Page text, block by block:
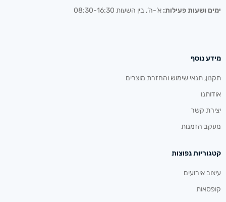
ימים ושעות פעילות: א’-ה’, בין השעות 08:30-16:30
מידע נוסף
תקנון, תנאי שימוש והחזרת מוצרים
אודותנו
יצירת קשר
מעקב הזמנות
קטגוריות נפוצות
עיצוב אירועים
קופסאות